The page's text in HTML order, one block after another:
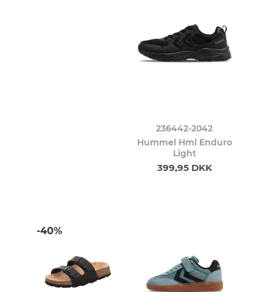
236442-2042
Hummel Hml Enduro
Light
399,95 DKK
-40%